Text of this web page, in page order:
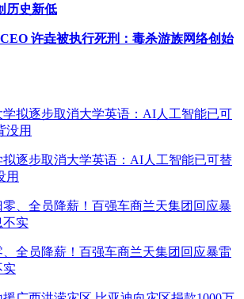
历史新低
许垚被执行死刑：毒杀游族网络创始
逐步取消大学英语：AI人工智能已可替
用
全员降薪！百强车商兰天集团回应暴雷
实